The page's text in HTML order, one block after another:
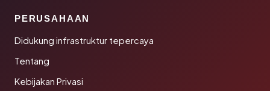
PERUSAHAAN
Didukung infrastruktur tepercaya
Tentang
Kebijakan Privasi